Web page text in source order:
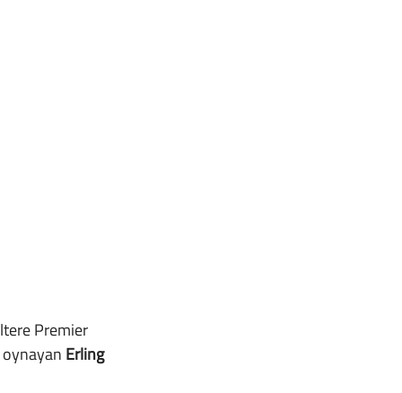
oynayan Erling